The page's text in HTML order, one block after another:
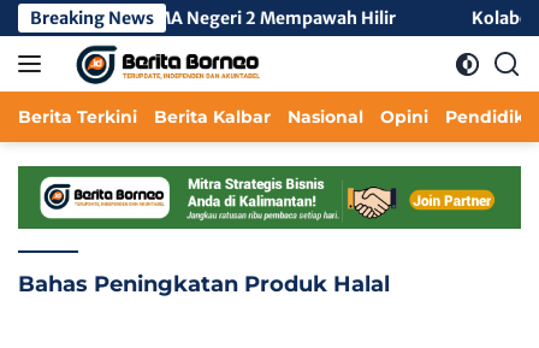
Langsung
ke
konten
Breaking News
Tengah 3 di SMA Negeri 2 Mempawah Hilir
Berita Terkini Berita Kalbar Nasional Opini
Bahas Peningkatan Produk Halal